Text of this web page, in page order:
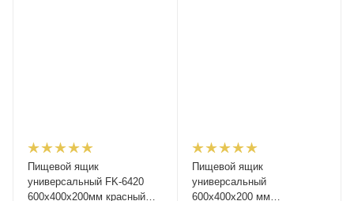
Пищевой ящик
универсальный FK-6420
600х400х200мм красный
Пищевой ящик
универсальный
600х400х200 мм